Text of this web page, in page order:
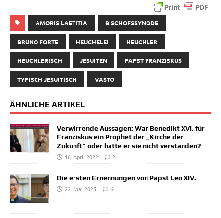
AMORIS LAETITIA BISCHOFSSYNODE
BRUNO FORTE HEUCHELEI HEUCHLER
HEUCHLERISCH JESUITEN PAPST FRANZISKUS
TYPISCH JESUITISCH VASTO
ÄHNLICHE ARTIKEL
Verwirrende Aussagen: War Benedikt XVI. für
Franziskus ein Prophet der „Kirche der
Zukunft“ oder hatte er sie nicht verstanden?
16. April 2022
2
Die ersten Ernennungen von Papst Leo XIV.
22. Mai 2025
6